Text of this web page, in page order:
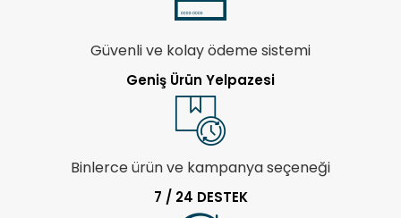
Güvenli ve kolay ödeme sistemi
Geniş Ürün Yelpazesi
Binlerce ürün ve kampanya seçeneği
7 / 24 DESTEK